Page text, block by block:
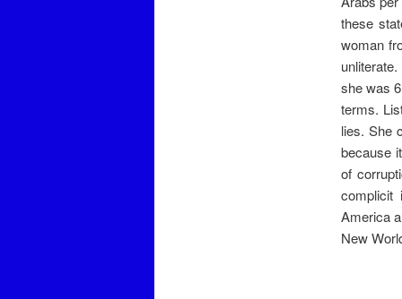
these
woman
she was
terms.
lies. She
because
of
America
New